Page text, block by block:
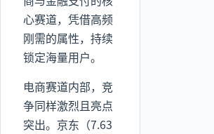
心赛道，凭借高频
刚需的属性，持续
锁定海量用户。
电商赛道内部，竞
争同样激烈且亮点
突出。京东（7.63